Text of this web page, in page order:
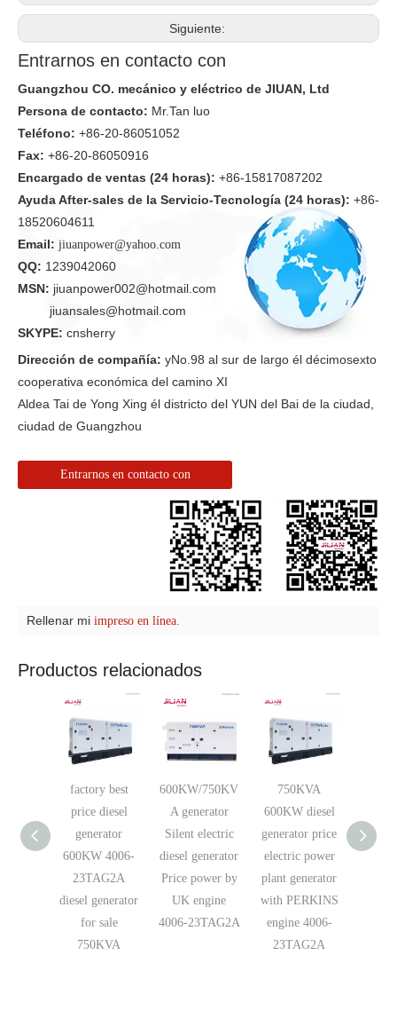
Siguiente:
Entrarnos en contacto con
Guangzhou CO. mecánico y eléctrico de JIUAN, Ltd
Persona de contacto: Mr.Tan luo
Teléfono: +86-20-86051052
Fax: +86-20-86050916
Encargado de ventas (24 horas): +86-15817087202
Ayuda After-sales de la Servicio-Tecnología (24 horas): +86-
18520604611
Email: jiuanpower@yahoo.com
QQ: 1239042060
MSN: jiuanpower002@hotmail.com
jiuansales@hotmail.com
SKYPE: cnsherry
Dirección de compañía: yNo.98 al sur de largo él décimosexto
cooperativa económica del camino XI
Aldea Tai de Yong Xing él districto del YUN del Bai de la ciudad,
ciudad de Guangzhou
Entrarnos en contacto con
Rellenar mi impreso en línea.
Productos relacionados
factory best
price diesel
generator
600KW 4006-
23TAG2A
diesel generator
for sale
750KVA
600KW/750KV
A generator
Silent electric
diesel generator
Price power by
UK engine
4006-23TAG2A
750KVA
600KW diesel
generator price
electric power
plant generator
with PERKINS
engine 4006-
23TAG2A